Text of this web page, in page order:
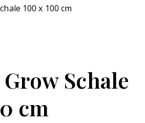
100 x 100 cm
Schale
cm